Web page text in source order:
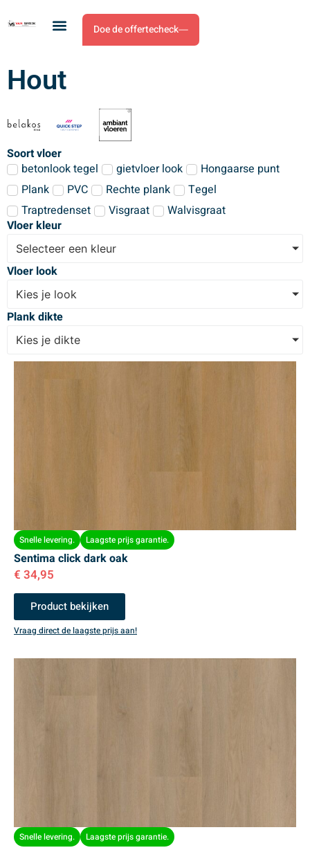
Doe de offertecheck
Hout
Soort vloer
betonlook tegel
gietvloer look
Hongaarse punt
Plank
PVC Rechte plank
Tegel
Traptredenset
Visgraat
Walvisgraat
Vloer kleur
Selecteer een kleur
Vloer look
Kies je look
Plank dikte
Kies je dikte
Snelle levering. Laagste prijs garantie.
Sentima click dark oak
€ 34,95
Product bekijken
Vraag direct de laagste prijs aan!
Snelle levering. Laagste prijs garantie.